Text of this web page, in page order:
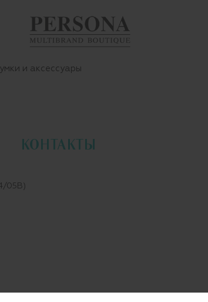
и аксессуары
КОНТАКТЫ
05В)